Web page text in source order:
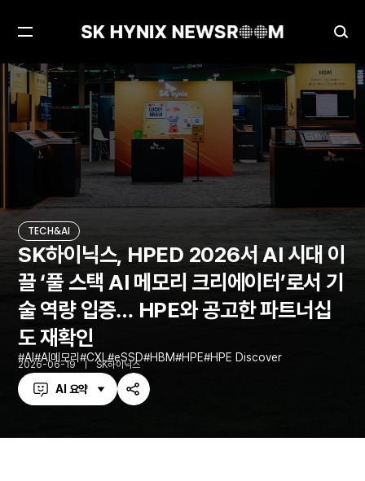
검
색
창
기
메
열
기
TECH&AI
SK하이닉스, HPED 2026서 AI 시대 이
끌 ‘풀 스택 AI 메모리 크리에이터’로서 기
술 역량 입증… HPE와 공고한 파트너십
도 재확인
AI AI메모리 CXL eSSD HBM HPE HPE Discover
2026-06-19 SK하이닉스
AI 요약
공
하
TECH&AI SK하이닉스, HPED 2026서 AI 시대 이끌 ‘풀 스택 AI 메모리 크리에이터’로서 기술 역량 입증… HPE와 공고한 파트너십도 재확인